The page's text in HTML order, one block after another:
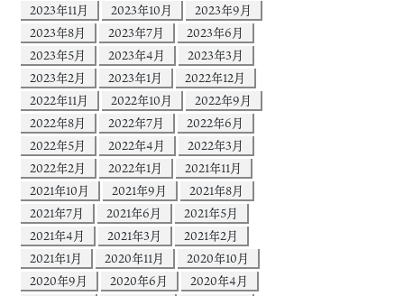
2023年11月
2023年10月
2023年9月
2023年8月
2023年7月
2023年6月
2023年5月
2023年4月
2023年3月
2023年2月
2023年1月
2022年12月
2022年11月
2022年10月
2022年9月
2022年8月
2022年7月
2022年6月
2022年5月
2022年4月
2022年3月
2022年2月
2022年1月
2021年11月
2021年10月
2021年9月
2021年8月
2021年7月
2021年6月
2021年5月
2021年4月
2021年3月
2021年2月
2021年1月
2020年11月
2020年10月
2020年9月
2020年6月
2020年4月